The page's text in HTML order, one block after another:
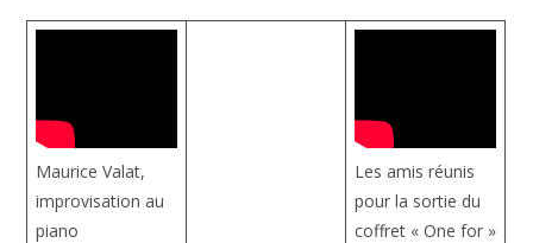
Maurice Valat,
improvisation au
piano
Les amis réunis
pour la sortie du
coffret « One for »